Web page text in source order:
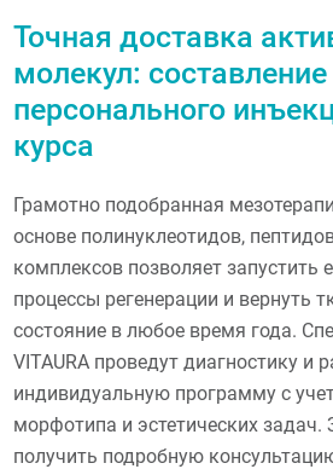
Точная доставка
молекул: составление
персонального
курса
Грамотно подобранная
основе полинуклеотидов,
комплексов позволяет запустить
процессы регенерации и вернуть
состояние в любое время года.
VITAURA проведут диагностику и
индивидуальную программу с
морфотипа и эстетических задач.
получить подробную